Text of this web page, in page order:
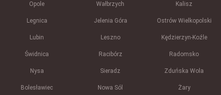
Opole Wałbrzych Kalisz
Legnica Jelenia Góra Ostrów Wielkopolski
Lubin Leszno Kędzierzyn-Koźle
Świdnica Racibórz Radomsko
Nysa Sieradz Zduńska Wola
Bolesławiec Nowa Sól Żary